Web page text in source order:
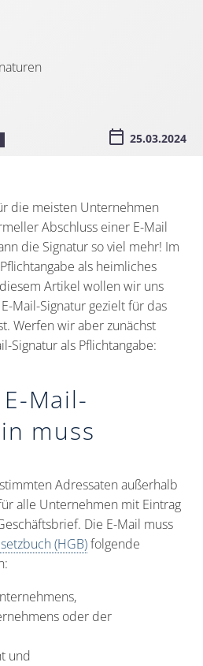
25.03.2024
die meisten Unternehmen
Abschluss einer E-Mail
die Signatur so viel mehr! Im
als heimliches
Artikel wollen wir uns
Mail-Signatur gezielt für das
Werfen wir aber zunächst
Signatur als Pflichtangabe:
Mail-
muss
Adressaten außerhalb
alle Unternehmen mit Eintrag
Die E-Mail muss
(HGB)folgende
oder der
und